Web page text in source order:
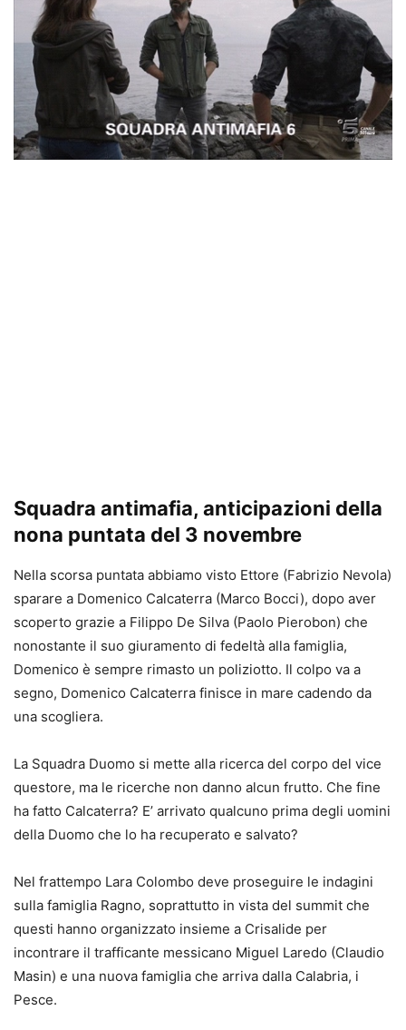
Squadra antimafia, anticipazioni della
nona puntata del 3 novembre
Nella scorsa puntata abbiamo visto Ettore (Fabrizio Nevola)
sparare a Domenico Calcaterra (Marco Bocci), dopo aver
scoperto grazie a Filippo De Silva (Paolo Pierobon) che
nonostante il suo giuramento di fedeltà alla famiglia,
Domenico è sempre rimasto un poliziotto. Il colpo va a
segno, Domenico Calcaterra finisce in mare cadendo da
una scogliera.
La Squadra Duomo si mette alla ricerca del corpo del vice
questore, ma le ricerche non danno alcun frutto. Che fine
ha fatto Calcaterra? E’ arrivato qualcuno prima degli uomini
della Duomo che lo ha recuperato e salvato?
Nel frattempo Lara Colombo deve proseguire le indagini
sulla famiglia Ragno, soprattutto in vista del summit che
questi hanno organizzato insieme a Crisalide per
incontrare il trafficante messicano Miguel Laredo (Claudio
Masin) e una nuova famiglia che arriva dalla Calabria, i
Pesce.